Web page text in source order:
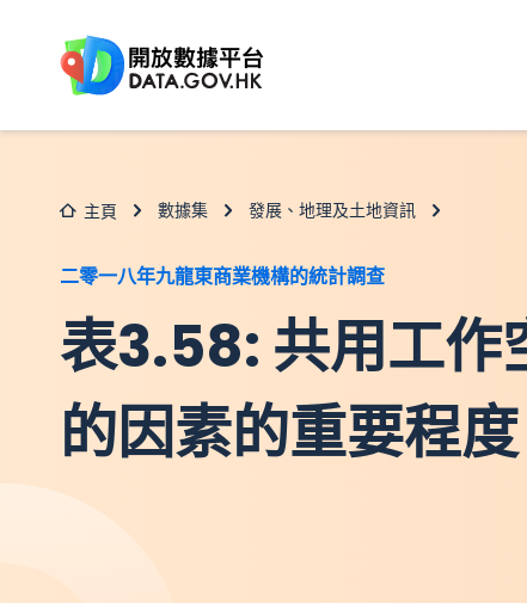
主頁 數據集 發展、地理及土地資訊
二零一八年九龍東商業機構的統計調查
表3.58: 共用工作
的因素的重要程